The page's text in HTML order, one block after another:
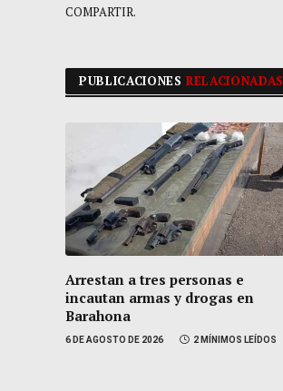
COMPARTIR.
PUBLICACIONESRELACIONADAS
Arrestan a tres personas e
incautan armas y drogas en
Barahona
6 DE AGOSTO DE 2026 2 MÍNIMOS LEÍDOS